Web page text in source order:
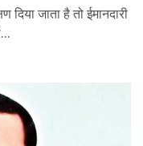
जाता है तो ईमानदारी